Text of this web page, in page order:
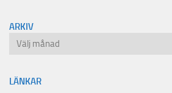
ARKIV
Arkiv
LÄNKAR